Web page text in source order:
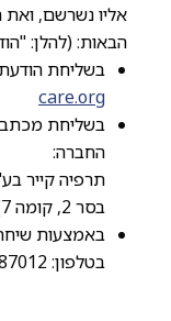
אליו נשרשם, ואת
הבאות: (להלן:
בשליחת
care.org
בשליחת
החברה:
בסר 2, קומה 7)
באמצעות
בטלפון: 058-7887012.